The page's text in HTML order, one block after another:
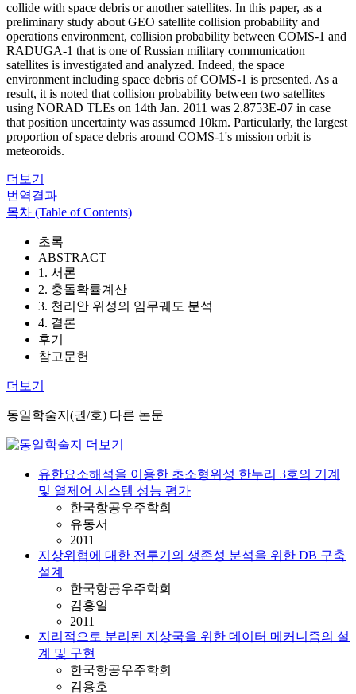
collide with space debris or another satellites. In this paper, as a
preliminary study about GEO satellite collision probability and
operations environment, collision probability between COMS-1 and
RADUGA-1 that is one of Russian military communication
satellites is investigated and analyzed. Indeed, the space
environment including space debris of COMS-1 is presented. As a
result, it is noted that collision probability between two satellites
using NORAD TLEs on 14th Jan. 2011 was 2.8753E-07 in case
that position uncertainty was assumed 10km. Particularly, the largest
proportion of space debris around COMS-1's mission orbit is
meteoroids.
더보기
번역결과
목차 (Table of Contents)
초록
ABSTRACT
1. 서론
2. 충돌확률계산
3. 천리안 위성의 임무궤도 분석
4. 결론
후기
참고문헌
더보기
동일학술지(권/호) 다른 논문
유한요소해석을 이용한 초소형위성 한누리 3호의 기계
및 열제어 시스템 성능 평가
한국항공우주학회
유동서
2011
지상위협에 대한 전투기의 생존성 분석을 위한 DB 구축
설계
한국항공우주학회
김홍일
2011
지리적으로 분리된 지상국을 위한 데이터 메커니즘의 설
계 및 구현
한국항공우주학회
김용호